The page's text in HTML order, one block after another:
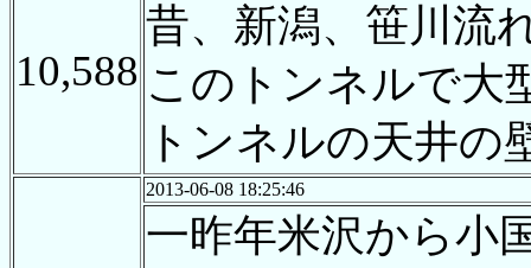
10,588
昔、新潟、笹川流
このトンネルで大
トンネルの天井の
2013-06-08 18:25:46
一昨年米沢から小